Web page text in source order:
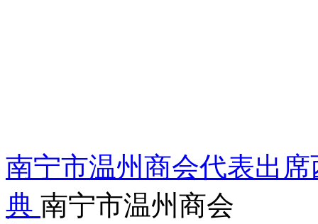
南宁市温州商会代表出
典 南宁市温州商会